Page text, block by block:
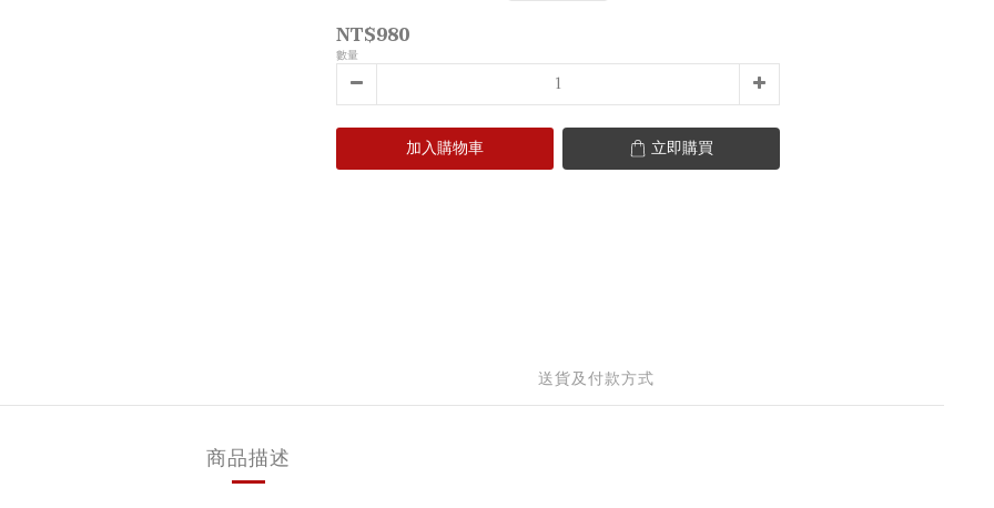
NT$980
數量
加入購物車 立即購買
送貨及付款方式
商品描述